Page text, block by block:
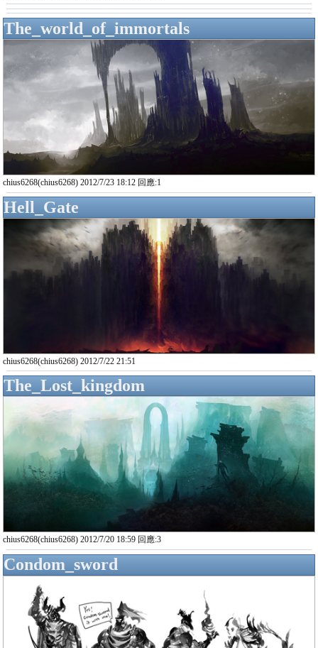
The_world_of_immortals
chius6268(chius6268) 2012/7/23 18:12 回應:1
Hell_Gate
chius6268(chius6268) 2012/7/22 21:51
The_Lost_kingdom
chius6268(chius6268) 2012/7/20 18:59 回應:3
Condom_sword